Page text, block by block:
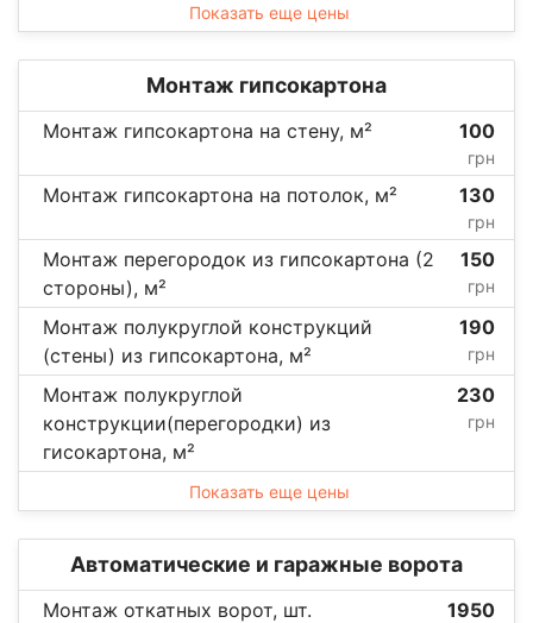
Показать еще цены
Монтаж гипсокартона
Монтаж гипсокартона на стену, м² 100
грн
Монтаж гипсокартона на потолок, м² 130
грн
Монтаж перегородок из гипсокартона (2
стороны), м²
150
грн
Монтаж полукруглой конструкций
(стены) из гипсокартона, м²
190
грн
Монтаж полукруглой
конструкции(перегородки) из
гисокартона, м²
230
грн
Показать еще цены
Автоматические и гаражные ворота
Монтаж откатных ворот, шт. 1950